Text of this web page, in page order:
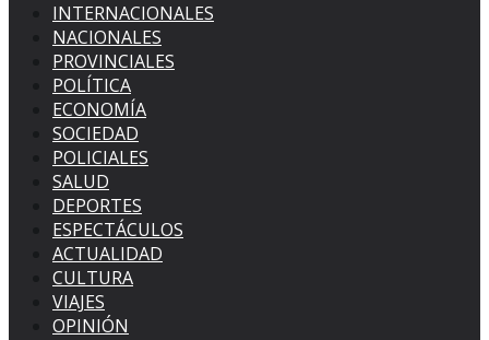
INTERNACIONALES
NACIONALES
PROVINCIALES
POLÍTICA
ECONOMÍA
SOCIEDAD
POLICIALES
SALUD
DEPORTES
ESPECTÁCULOS
ACTUALIDAD
CULTURA
VIAJES
OPINIÓN